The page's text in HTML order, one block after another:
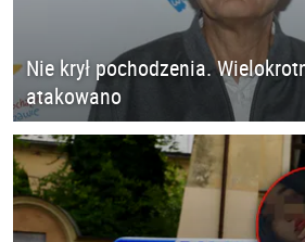
Nie krył pochodzenia.
atakowano